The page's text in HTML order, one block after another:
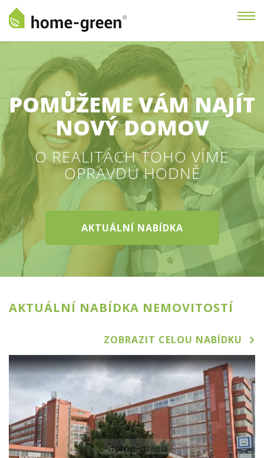
POMŮŽEME VÁM NAJÍT
NOVÝ DOMOV
O REALITÁCH TOHO VÍME
OPRAVDU HODNĚ
AKTUÁLNÍ NABÍDKA
AKTUÁLNÍ NABÍDKA NEMOVITOSTÍ
ZOBRAZIT CELOU NABÍDKU